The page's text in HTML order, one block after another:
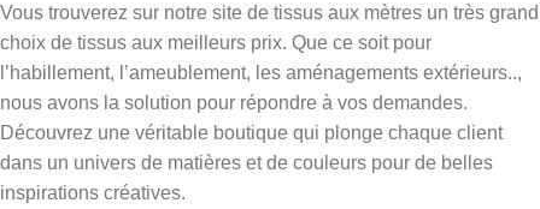
Vous trouverez sur notre site de tissus aux mètres un très grand
choix de tissus aux meilleurs prix. Que ce soit pour
l’habillement, l’ameublement, les aménagements extérieurs..,
nous avons la solution pour répondre à vos demandes.
Découvrez une véritable boutique qui plonge chaque client
dans un univers de matières et de couleurs pour de belles
inspirations créatives.